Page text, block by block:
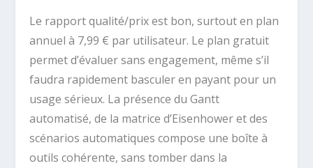
Le rapport qualité/prix est bon, surtout en plan
annuel à 7,99 € par utilisateur. Le plan gratuit
permet d’évaluer sans engagement, même s’il
faudra rapidement basculer en payant pour un
usage sérieux. La présence du Gantt
automatisé, de la matrice d’Eisenhower et des
scénarios automatiques compose une boîte à
outils cohérente, sans tomber dans la